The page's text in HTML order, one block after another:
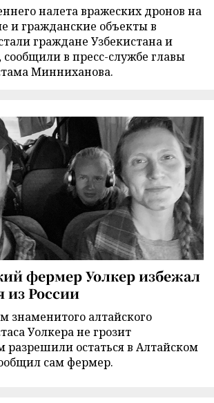
налета вражеских дронов на
гражданские объекты в
граждане Узбекистана и
в пресс-службе главы
Минниханова.
фермер Уолкер избежал
из России
знаменитого алтайского
Уолкера не грозит
разрешили остаться в Алтайском
сам фермер.